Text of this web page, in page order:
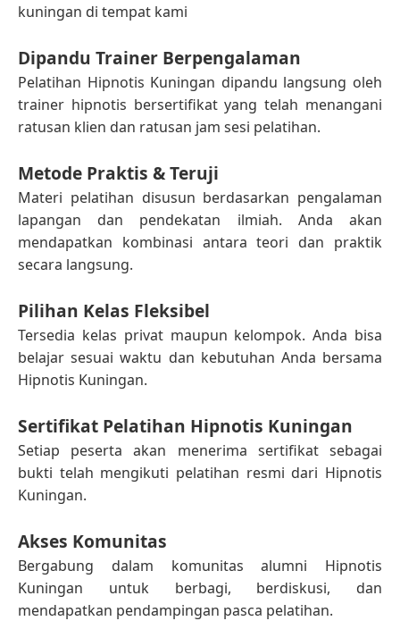
kuningan di tempat kami
Dipandu Trainer Berpengalaman
Pelatihan Hipnotis Kuningan dipandu langsung oleh
trainer hipnotis bersertifikat yang telah menangani
ratusan klien dan ratusan jam sesi pelatihan.
Metode Praktis & Teruji
Materi pelatihan disusun berdasarkan pengalaman
lapangan dan pendekatan ilmiah. Anda akan
mendapatkan kombinasi antara teori dan praktik
secara langsung.
Pilihan Kelas Fleksibel
Tersedia kelas privat maupun kelompok. Anda bisa
belajar sesuai waktu dan kebutuhan Anda bersama
Hipnotis Kuningan.
Sertifikat Pelatihan Hipnotis Kuningan
Setiap peserta akan menerima sertifikat sebagai
bukti telah mengikuti pelatihan resmi dari Hipnotis
Kuningan.
Akses Komunitas
Bergabung dalam komunitas alumni Hipnotis
Kuningan untuk berbagi, berdiskusi, dan
mendapatkan pendampingan pasca pelatihan.